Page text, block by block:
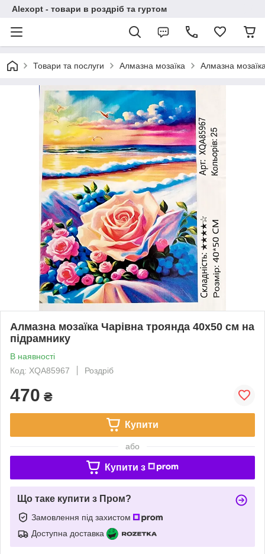
Alexopt - товари в роздріб та гуртом
Товари та послуги Алмазна мозаїка Алмазна
Алмазна мозаїка Чарівна троянда 40x50 см на
підрамнику
В наявності
Код: XQA85967
Роздріб
470 ₴
Купити
або
Купити з
Що таке купити з Пром?
Замовлення під захистом
Доступна доставка